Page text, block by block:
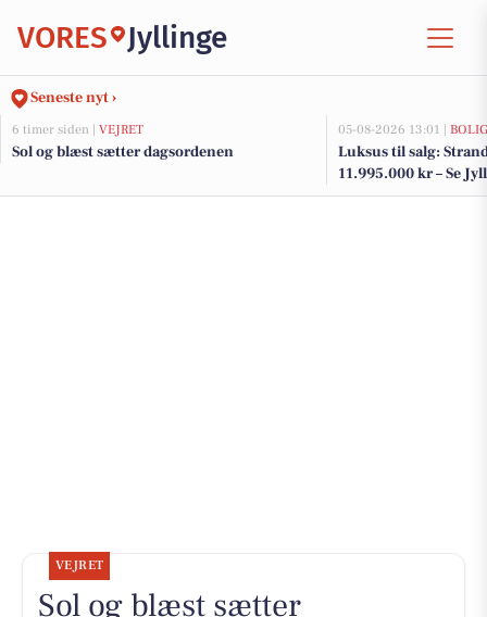
VORES Jyllinge
Seneste nyt ›
6 timer siden | VEJRET
Sol og blæst sætter dagsordenen
05-08-2026 13:01 |
Luksus til salg:
11.995.000 kr – Se
her
VEJRET
Sol og blæst sætter